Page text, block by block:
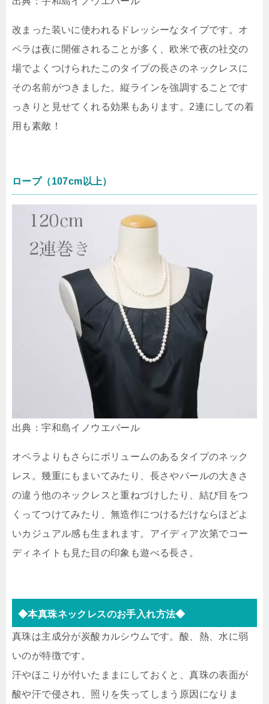
改まった装いに使われるドレッシーなタイプです。オ
ペラは夜に開催されることが多く、欧米で夜の社交の
場でよくつけられたこのタイプの長さのネックレスに
その名前がつきました。縦ラインを強調することです
っきりと見せてくれる効果もあります。2連にしての着
用も素敵！
ロープ（107cm以上）
出典：宇和島イノウエパール
オペラよりもさらにボリュームのあるタイプのネック
レス。幾重にもまいてみたり、長さやパールの大きさ
の違う他のネックレスと重ねづけしたり、結び目をつ
くってつけてみたり、無造作につけるだけならほどよ
いカジュアル感も生まれます。アイディア次第でコー
ディネイトも見た目の印象も遊べる長さ。
◆本真珠ネックレスのお手入れ方法◆
真珠は主成分が炭酸カルシウムです。酸、熱、水に弱
いのが特徴です。
汗やほこりが付いたままにしておくと、真珠の表面が
酸や汗で侵され、照りを失ってしまう原因になりま